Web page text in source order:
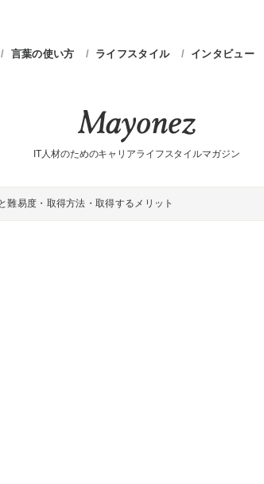
言葉の使い方 ライフスタイル インタビュー
IT人材のためのキャリアライフスタイルマガジン
難易度・取得方法・取得するメリット